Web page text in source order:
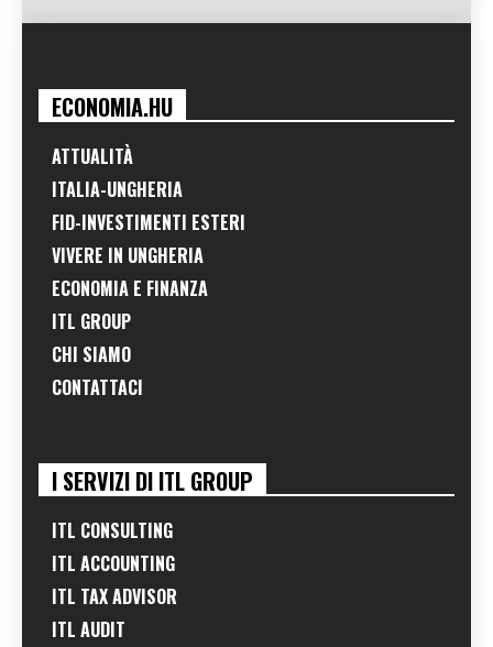
ECONOMIA.HU
ATTUALITÀ
ITALIA-UNGHERIA
FID-INVESTIMENTI ESTERI
VIVERE IN UNGHERIA
ECONOMIA E FINANZA
ITL GROUP
CHI SIAMO
CONTATTACI
I SERVIZI DI ITL GROUP
ITL CONSULTING
ITL ACCOUNTING
ITL TAX ADVISOR
ITL AUDIT